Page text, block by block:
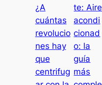
¿A
cuántas
revolucio
nes hay
que
centrifug
te: Aire
acondi
cionad
o: la
guía
más